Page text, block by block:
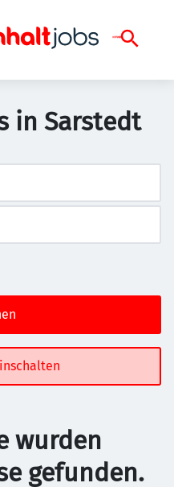
in Sarstedt
wurden
gefunden.